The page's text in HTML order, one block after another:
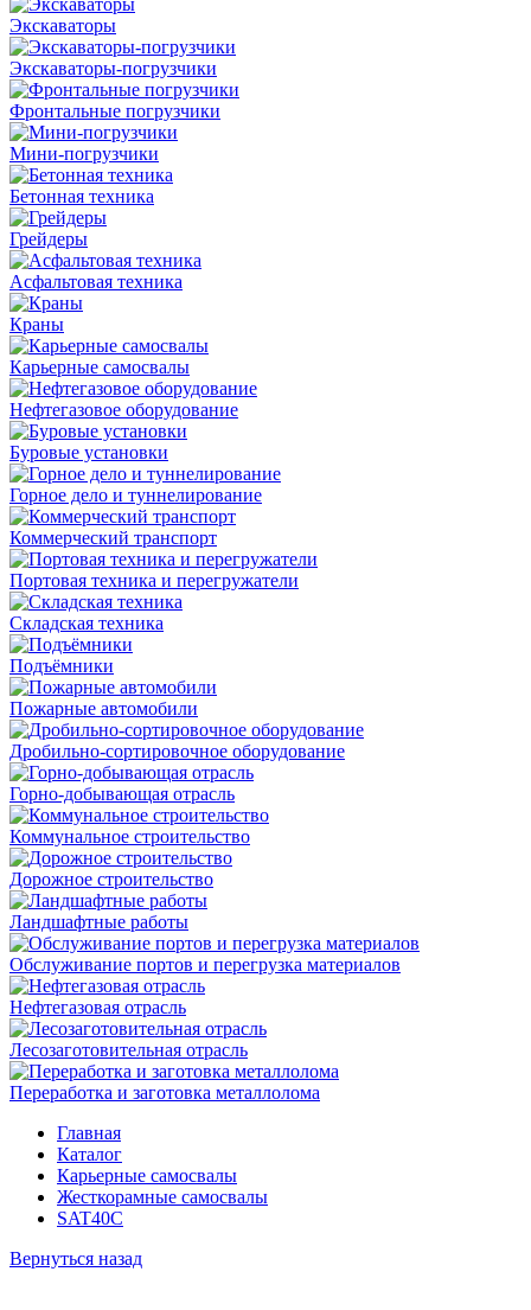
Экскаваторы
Экскаваторы-погрузчики
Фронтальные погрузчики
Мини-погрузчики
Бетонная техника
Грейдеры
Асфальтовая техника
Краны
Карьерные самосвалы
Нефтегазовое оборудование
Буровые установки
Горное дело и туннелирование
Коммерческий транспорт
Портовая техника и перегружатели
Складская техника
Подъёмники
Пожарные автомобили
Дробильно-сортировочное оборудование
Горно-добывающая отрасль
Коммунальное строительство
Дорожное строительство
Ландшафтные работы
Обслуживание портов и перегрузка материалов
Нефтегазовая отрасль
Лесозаготовительная отрасль
Переработка и заготовка металлолома
Главная
Каталог
Карьерные самосвалы
Жесткорамные самосвалы
SAT40C
Вернуться назад